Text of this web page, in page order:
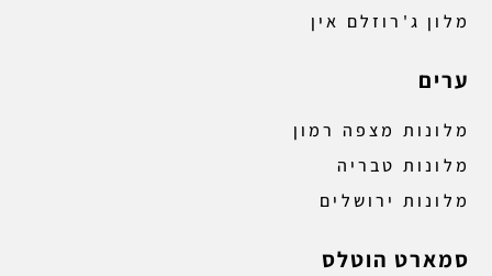
מלון ג'רוזלם אין
ערים
מלונות מצפה רמון
מלונות טבריה
מלונות ירושלים
סמארט הוטלס